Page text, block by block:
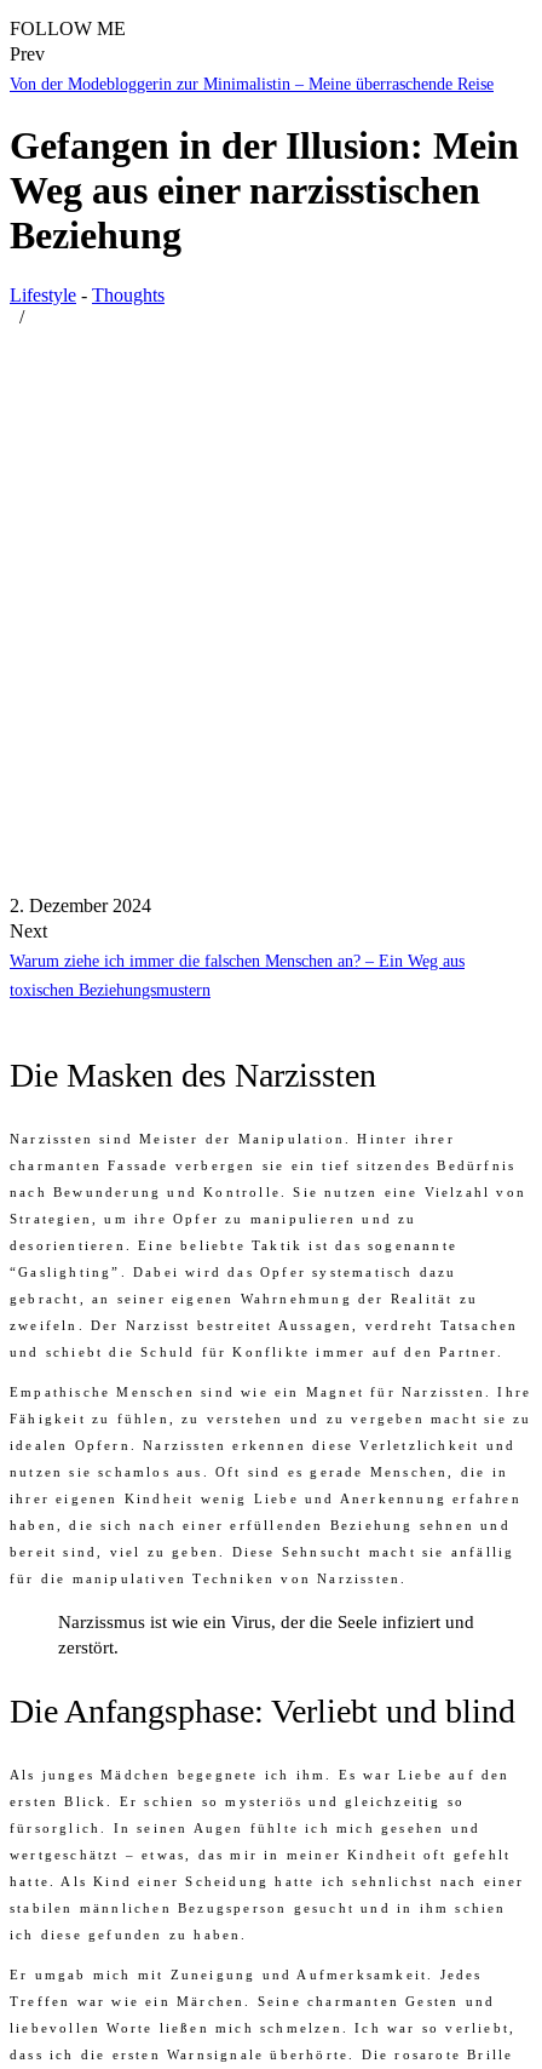
FOLLOW ME
Prev
Von der Modebloggerin zur Minimalistin – Meine überraschende Reise
Gefangen in der Illusion: Mein
Weg aus einer narzisstischen
Beziehung
Lifestyle - Thoughts
/
2. Dezember 2024
Next
Warum ziehe ich immer die falschen Menschen an? – Ein Weg aus
toxischen Beziehungsmustern
Die Masken des Narzissten
Narzissten sind Meister der Manipulation. Hinter ihrer
charmanten Fassade verbergen sie ein tief sitzendes Bedürfnis
nach Bewunderung und Kontrolle. Sie nutzen eine Vielzahl von
Strategien, um ihre Opfer zu manipulieren und zu
desorientieren. Eine beliebte Taktik ist das sogenannte
“Gaslighting”. Dabei wird das Opfer systematisch dazu
gebracht, an seiner eigenen Wahrnehmung der Realität zu
zweifeln. Der Narzisst bestreitet Aussagen, verdreht Tatsachen
und schiebt die Schuld für Konflikte immer auf den Partner.
Empathische Menschen sind wie ein Magnet für Narzissten. Ihre
Fähigkeit zu fühlen, zu verstehen und zu vergeben macht sie zu
idealen Opfern. Narzissten erkennen diese Verletzlichkeit und
nutzen sie schamlos aus. Oft sind es gerade Menschen, die in
ihrer eigenen Kindheit wenig Liebe und Anerkennung erfahren
haben, die sich nach einer erfüllenden Beziehung sehnen und
bereit sind, viel zu geben. Diese Sehnsucht macht sie anfällig
für die manipulativen Techniken von Narzissten.
Narzissmus ist wie ein Virus, der die Seele infiziert und
zerstört.
Die Anfangsphase: Verliebt und blind
Als junges Mädchen begegnete ich ihm. Es war Liebe auf den
ersten Blick. Er schien so mysteriös und gleichzeitig so
fürsorglich. In seinen Augen fühlte ich mich gesehen und
wertgeschätzt – etwas, das mir in meiner Kindheit oft gefehlt
hatte. Als Kind einer Scheidung hatte ich sehnlichst nach einer
stabilen männlichen Bezugsperson gesucht und in ihm schien
ich diese gefunden zu haben.
Er umgab mich mit Zuneigung und Aufmerksamkeit. Jedes
Treffen war wie ein Märchen. Seine charmanten Gesten und
liebevollen Worte ließen mich schmelzen. Ich war so verliebt,
dass ich die ersten Warnsignale überhörte. Die rosarote Brille